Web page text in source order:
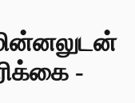
மின்னலுடன்
-